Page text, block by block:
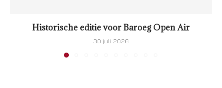
Historische editie voor Baroeg Open Air
30 juli 2026